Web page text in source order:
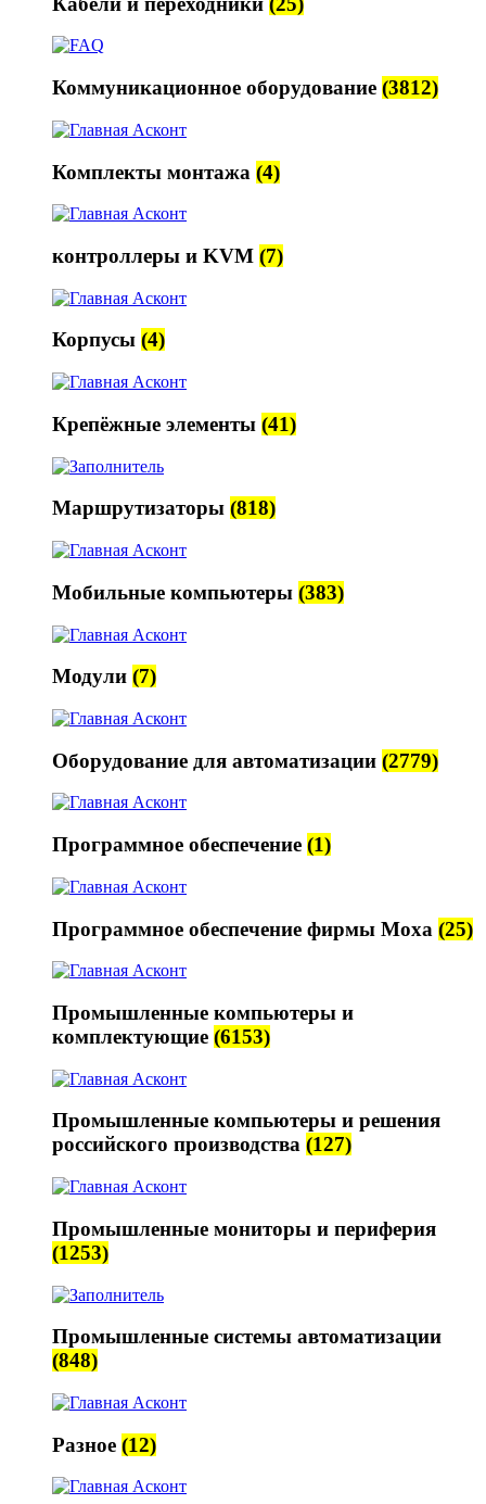
Коммуникационное оборудование (3812)
Комплекты монтажа (4)
контроллеры и KVM (7)
Корпусы (4)
Крепёжные элементы (41)
Маршрутизаторы (818)
Мобильные компьютеры (383)
Модули (7)
Оборудование для автоматизации (2779)
Программное обеспечение (1)
Программное обеспечение фирмы Moxa (25)
Промышленные компьютеры и
комплектующие (6153)
Промышленные компьютеры и решения
российского производства (127)
Промышленные мониторы и периферия
(1253)
Промышленные системы автоматизации
(848)
Разное (12)